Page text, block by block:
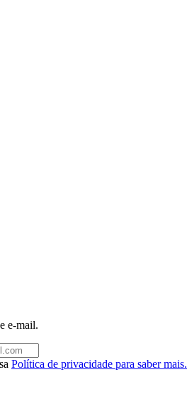
e-mail.
Política de privacidade para saber mais.